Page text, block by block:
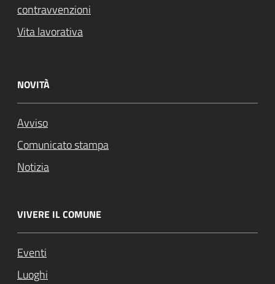
contravvenzioni
Vita lavorativa
NOVITÀ
Avviso
Comunicato stampa
Notizia
VIVERE IL COMUNE
Eventi
Luoghi